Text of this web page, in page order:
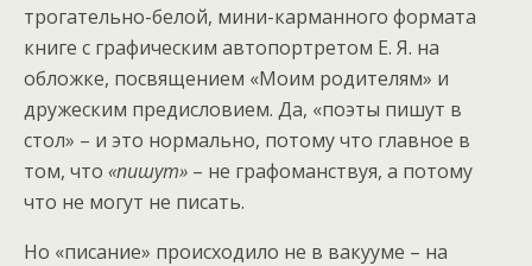
трогательно-белой, мини-карманного формата
книге с графическим автопортретом Е. Я. на
обложке, посвящением «Моим родителям» и
дружеским предисловием. Да, «поэты пишут в
стол» – и это нормально, потому что главное в
том, что «пишут» – не графоманствуя, а потому
что не могут не писать.
Но «писание» происходило не в вакууме – на